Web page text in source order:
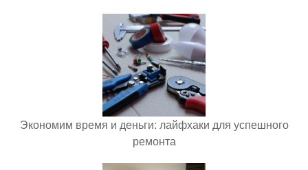
Экономим время и деньги: лайфхаки для успешного
ремонта